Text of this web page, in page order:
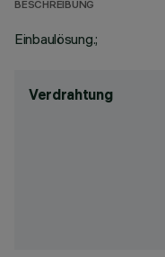
BESCHREIBUNG
Einbaulösung.;
Verdrahtung